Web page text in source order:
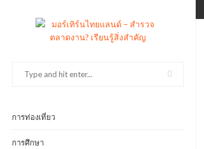
การท่องเที่ยว
การศึกษา